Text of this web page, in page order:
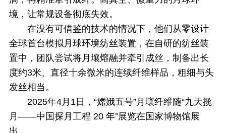
境，让常规设备彻底失效。
在没有可借鉴的技术的情况下，他们从零设计
全球首台模拟月球环境纺丝装置，在自研的纺丝装
置中，团队尝试将月壤熔融并牵引成丝，制备出长
度约3米、直径十余微米的连续纤维样品，粗细与头
发丝相当。
2025年4月1日，“嫦娥五号”月壤纤维随“九天揽
月——中国探月工程 20 年”展览在国家博物馆展